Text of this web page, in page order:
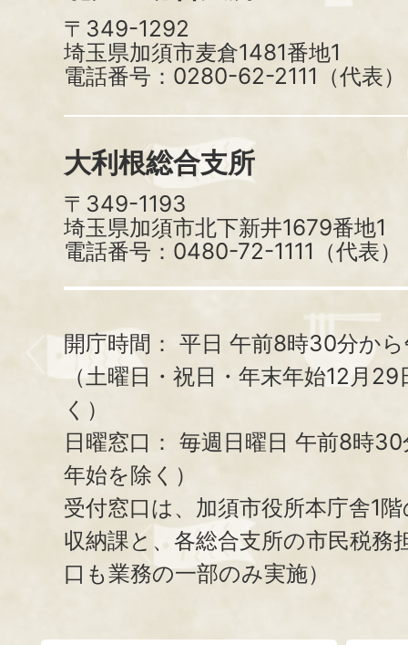
〒349-1292
埼玉県加須市麦倉1481番地1
電話番号：0280-62-2111（代表）
大利根総合支所
〒349-1193
埼玉県加須市北下新井1679番地1
電話番号：0480-72-1111（代表）
開庁時間： 平日 午前8時30分か
（土曜日・祝日・年末年始12月
く）
日曜窓口： 毎週日曜日 午前8時
年始を除く）
受付窓口は、加須市役所本庁舎1
収納課と、 各総合支所の市民税務
口も業務の一部のみ実施）